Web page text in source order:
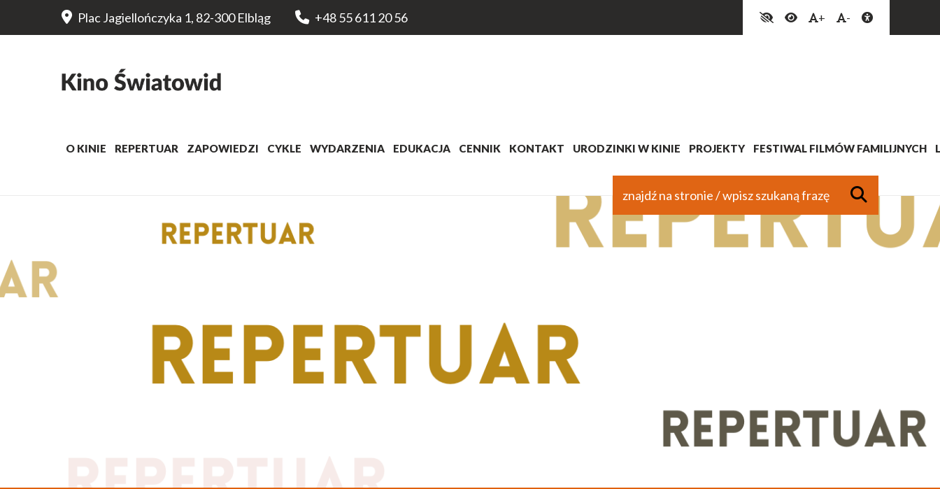
Plac Jagiellończyka 1, 82-300 Elbląg +48 55 611 20 56 + -
O KINIE REPERTUAR ZAPOWIEDZI CYKLE WYDARZENIA EDUKACJA CENNIK KONTAKT URODZINKI W KINIE PROJEKTY FESTIWAL FILMÓW FAMILIJNYCH